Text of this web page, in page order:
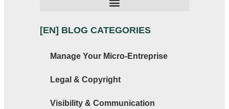
[EN] BLOG CATEGORIES
Manage Your Micro-Entreprise
Legal & Copyright
Visibility & Communication